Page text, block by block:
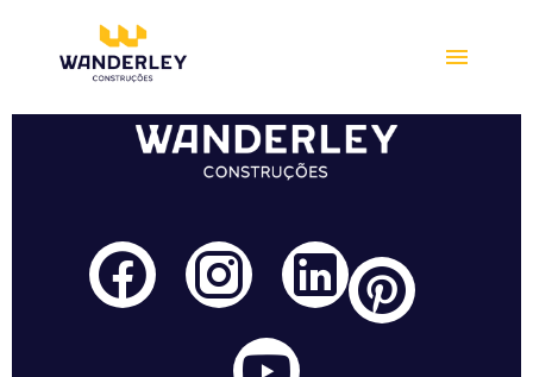
Compre online